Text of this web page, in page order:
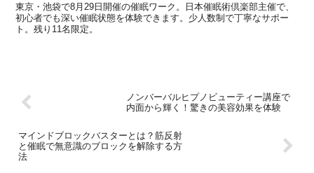
東京・池袋で8月29日開催の催眠ワーク。日本催眠術倶楽部主催で、
初心者でも深い催眠状態を体験できます。少人数制で丁寧なサポー
ト。残り11名限定。
ノンバーバルヒプノビューティー講座で
内面から輝く！驚きの美容効果を体験
マインドブロックバスターとは？筋反射
と催眠で無意識のブロックを解除する方
法